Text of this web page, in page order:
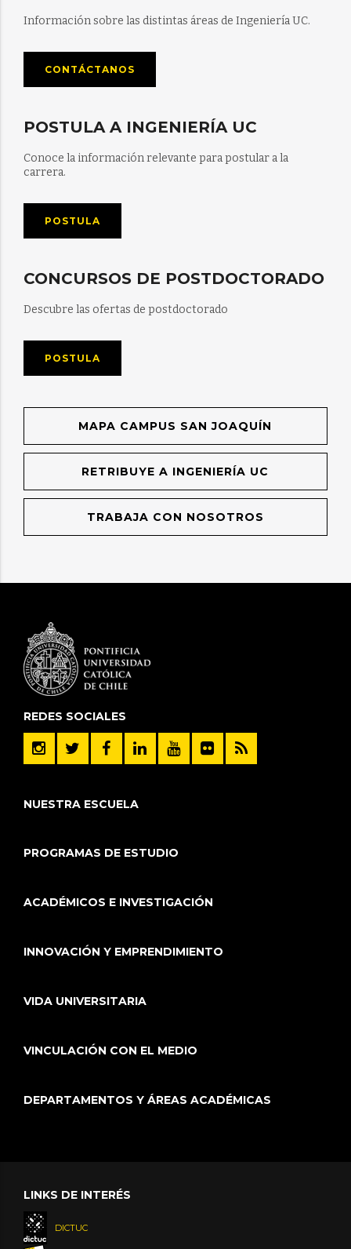
Información sobre las distintas áreas de Ingeniería UC.
CONTÁCTANOS
POSTULA A INGENIERÍA UC
Conoce la información relevante para postular a la
carrera.
POSTULA
CONCURSOS DE POSTDOCTORADO
Descubre las ofertas de postdoctorado
POSTULA
MAPA CAMPUS SAN JOAQUÍN
RETRIBUYE A INGENIERÍA UC
TRABAJA CON NOSOTROS
REDES SOCIALES
NUESTRA ESCUELA
PROGRAMAS DE ESTUDIO
ACADÉMICOS E INVESTIGACIÓN
INNOVACIÓN Y EMPRENDIMIENTO
VIDA UNIVERSITARIA
VINCULACIÓN CON EL MEDIO
DEPARTAMENTOS Y ÁREAS ACADÉMICAS
LINKS DE INTERÉS
DICTUC